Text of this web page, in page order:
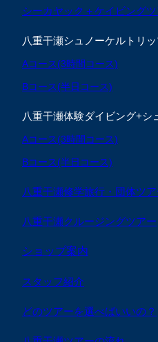
シーカヤック＋ケイビング
八重干瀬シュノーケルトリ
Aコース(3時間コース)
Bコース(半日コース)
八重干瀬体験ダイビング+シ
Aコース(3時間コース)
Bコース(半日コース)
八重干瀬修学旅行・団体ツア
八重干瀬クルージングツアー
ショップ案内
スタッフ紹介
どのツアーを選べばいいの？